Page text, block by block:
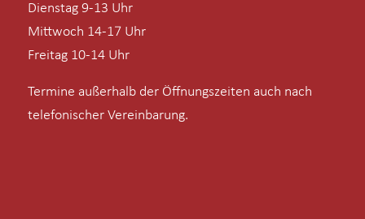
Dienstag 9-13 Uhr
Mittwoch 14-17 Uhr
Freitag 10-14 Uhr
Termine außerhalb der Öffnungszeiten auch nach
telefonischer Vereinbarung.